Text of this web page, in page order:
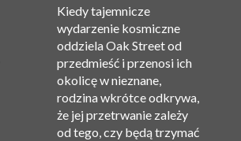
Kiedy tajemnicze
wydarzenie kosmiczne
oddziela Oak Street od
przedmieść i przenosi ich
okolicę w nieznane,
rodzina wkrótce odkrywa,
że ​​jej przetrwanie zależy
od tego, czy będą trzymać